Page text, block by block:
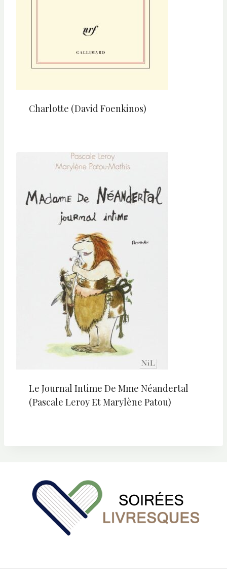
Charlotte (David Foenkinos)
Le Journal Intime De Mme Néandertal
(Pascale Leroy Et Marylène Patou)